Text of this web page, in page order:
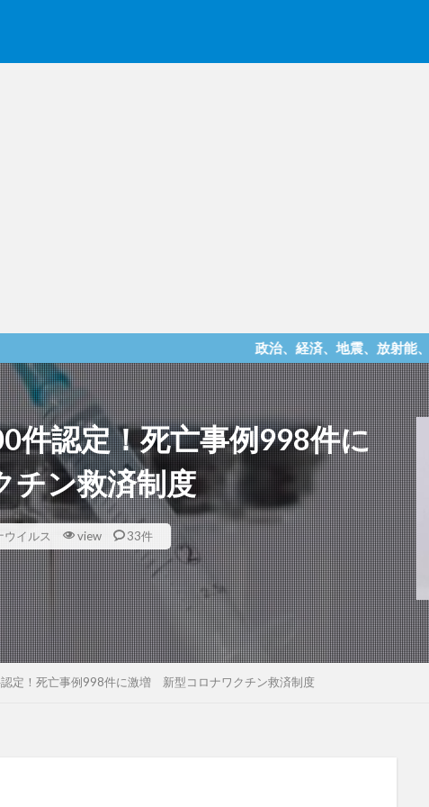
政治、経済、地震、放射能、災害などを
件認定！死亡事例998件に
ン救済制度
ウイルス view 33件
定！死亡事例998件に激増 新型コロナワクチン救済制度